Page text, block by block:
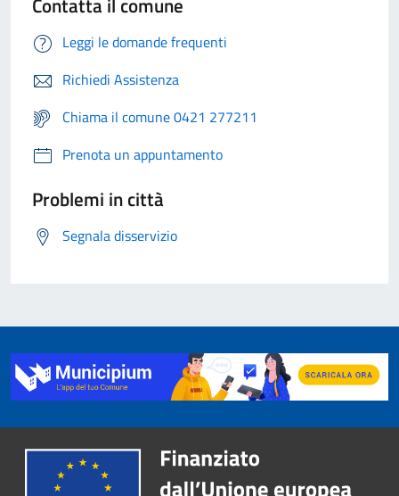
Leggi le domande frequenti
Richiedi Assistenza
Chiama il comune 0421 277211
Prenota un appuntamento
Problemi in città
Segnala disservizio